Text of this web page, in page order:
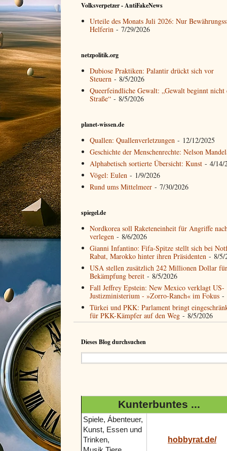
Volksverpetzer - AntiFakeNews
Urteile des Monats Juli 2026: Nur
Helferin - 7/29/2026
netzpolitik.org
Dubiose Praktiken: Palantir drückt sich vor
Steuern - 8/5/2026
Queerfeindliche Gewalt: „Gewalt beginnt nicht
Straße“ - 8/5/2026
planet-wissen.de
Quallen: Quallenverletzungen - 12/12/2025
Geschichte der Menschenrechte: Nelson
Alphabetisch sortierte Übersicht: Kunst - 4/14/
Vögel: Eulen - 1/9/2026
Rund ums Mittelmeer - 7/30/2026
spiegel.de
Nordkorea soll Raketeneinheit für Angriffe
verlegen - 8/6/2026
Gianni Infantino: Fifa-Spitze stellt sich bei
Rabat, Marokko hinter ihren Präsidenten - 8/5/
USA stellen zusätzlich 242 Millionen Dollar
Bekämpfung bereit - 8/5/2026
Fall Jeffrey Epstein: New Mexico verklagt US-
Justizministerium - »Zorro-Ranch« im Fokus -
Türkei und PKK: Parlament bringt
für PKK-Kämpfer auf den Weg - 8/5/2026
Dieses Blog durchsuchen
Kunterbuntes ...
Spiele, Ábenteuer,
Kunst, Essen und
Trinken,
hobbyrat.de/